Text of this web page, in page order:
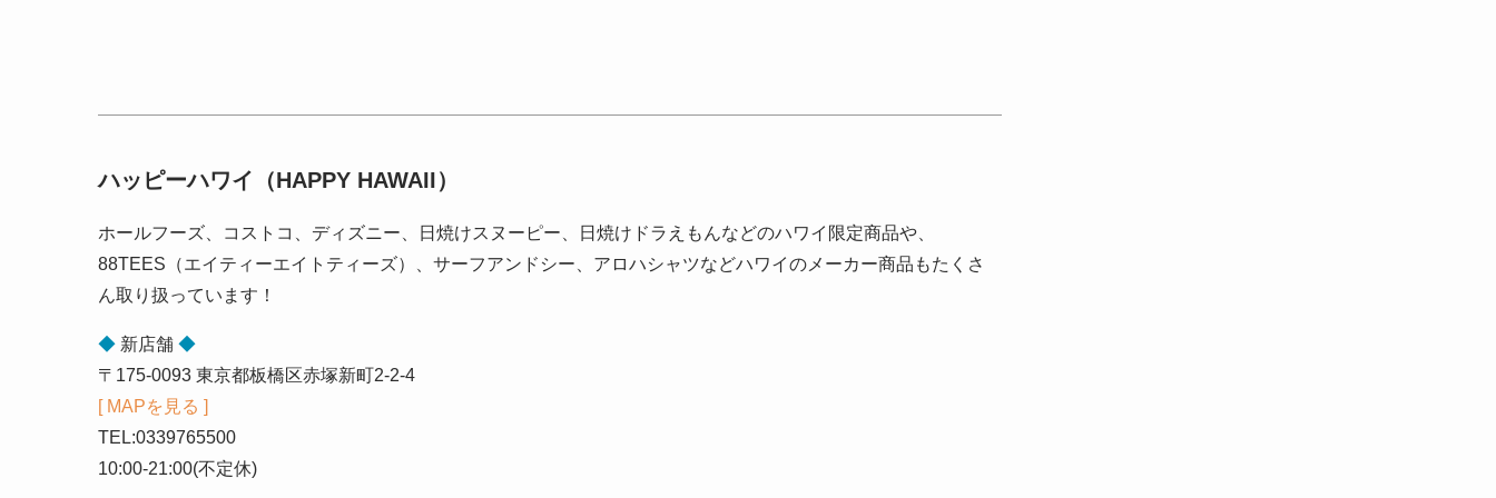
ハッピーハワイ（HAPPY HAWAII）
ホールフーズ、コストコ、ディズニー、日焼けスヌーピー、日焼けドラえもんなどのハワイ限定商品や、
88TEES（エイティーエイトティーズ）、サーフアンドシー、アロハシャツなどハワイのメーカー商品もたくさ
ん取り扱っています！
◆ 新店舗 ◆
〒175-0093 東京都板橋区赤塚新町2-2-4
[ MAPを見る ]
TEL:0339765500
10:00-21:00(不定休)